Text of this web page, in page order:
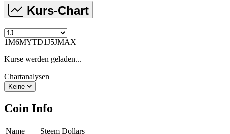
Kurs-Chart
1M6MYTD1J5JMAX
Kurse werden geladen...
Chartanalysen
Keine
Coin Info
Name
Steem Dollars